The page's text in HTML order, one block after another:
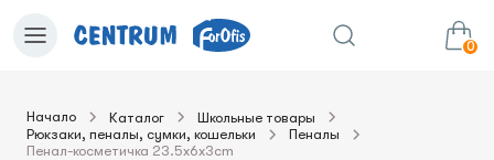
0
в корзину Сумма:
Начало Каталог
Школьные товары
Рюкзаки, пеналы, сумки, кошельки
Пеналы
Пенал-косметичка 23.5x6x3cm